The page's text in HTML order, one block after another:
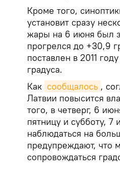
Кроме того,
установит сразу
жары на 6 июня был
прогрелся до +30,9
поставлен в 2011
градуса.
Как сообщалось ,
Латвии повысится
того, в четверг, 6
пятницу и субботу,
наблюдаться на
предупреждают, что
сопровождаться